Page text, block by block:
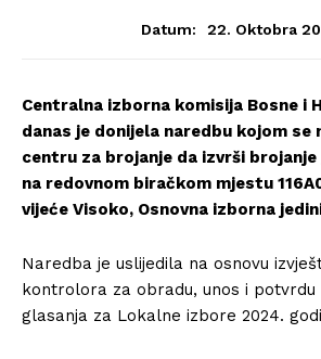
Datum: 22. Oktobra
Centralna izborna komisija Bosne i
danas je donijela naredbu kojom se
centru za brojanje da izvrši
na redovnom biračkom mjestu
vijeće Visoko, Osnovna izborna
Naredba je uslijedila na osnovu
kontrolora za obradu, unos i
glasanja za Lokalne izbore 2024.